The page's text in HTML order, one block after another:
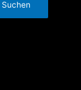
Suchen